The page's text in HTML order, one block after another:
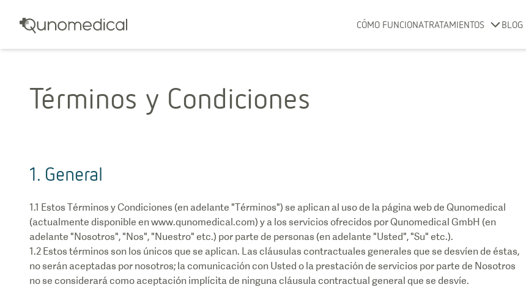
CÓMO FUNCIONATRATAMIENTOS BLOG
Términos y Condiciones
1. General
1.1 Estos Términos y Condiciones (en adelante "Términos") se aplican al uso de la página web de Qunomedical
(actualmente disponible en www.qunomedical.com) y a los servicios ofrecidos por Qunomedical GmbH (en
adelante "Nosotros", "Nos", "Nuestro" etc.) por parte de personas (en adelante "Usted", "Su" etc.).
1.2 Estos términos son los únicos que se aplican. Las cláusulas contractuales generales que se desvíen de éstas,
no serán aceptadas por nosotros; la comunicación con Usted o la prestación de servicios por parte de Nosotros
no se considerará como aceptación implícita de ninguna cláusula contractual general que se desvíe.